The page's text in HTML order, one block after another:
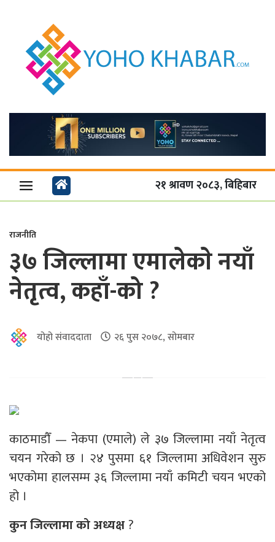
२१ श्रावण २०८३, बिहिबार
राजनीति
३७ जिल्लामा एमालेकाे नयाँ
नेतृत्व, कहाँ-को ?
योहो संवाददाता २६ पुस २०७८, सोमबार
काठमाडौँ — नेकपा (एमाले) ले ३७ जिल्लामा नयाँ नेतृत्व
चयन गरेको छ । २४ पुसमा ६१ जिल्लामा अधिवेशन सुरु
भएकोमा हालसम्म ३६ जिल्लामा नयाँ कमिटी चयन भएको
हो ।
कुन जिल्लामा को अध्यक्ष?